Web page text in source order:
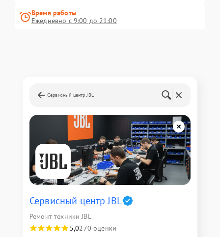
Время работы
Ежедневно с 9:00 до 21:00
Сервисный центр JBL
Сервисный центр JBL
Ремонт техники JBL
5,0270 оценки